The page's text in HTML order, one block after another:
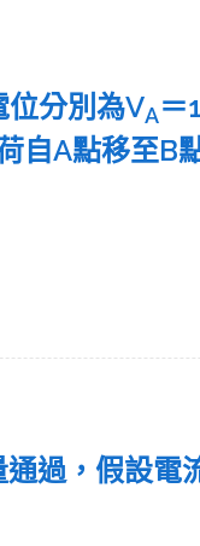
位分別為VA＝
自A點移至B
過，假設電